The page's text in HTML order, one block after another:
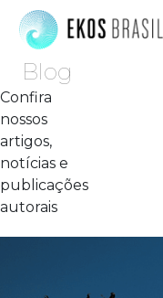
Blog
Confira
nossos
artigos,
notícias e
publicações
autorais